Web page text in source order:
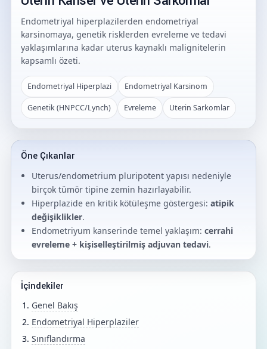
Endometriyal hiperplazilerden endometriyal
karsinomaya, genetik risklerden evreleme ve tedavi
yaklaşımlarına kadar uterus kaynaklı malignitelerin
kapsamlı özeti.
Endometriyal Hiperplazi Endometriyal Karsinom
Genetik (HNPCC/Lynch) Evreleme Uterin Sarkomlar
Öne Çıkanlar
Uterus/endometrium pluripotent yapısı nedeniyle
birçok tümör tipine zemin hazırlayabilir.
Hiperplazide en kritik kötüleşme göstergesi: atipik
değişiklikler.
Endometriyum kanserinde temel yaklaşım: cerrahi
evreleme + kişiselleştirilmiş adjuvan tedavi.
İçindekiler
Genel Bakış
Endometriyal Hiperplaziler
Sınıflandırma